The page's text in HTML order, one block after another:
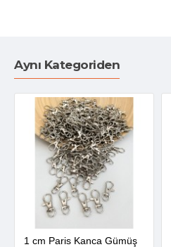
Aynı Kategoriden
1 cm Paris Kanca Gümüş